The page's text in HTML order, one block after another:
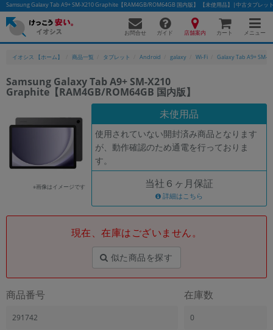
Samsung Galaxy Tab A9+ SM-X210 Graphite【RAM4GB/ROM64GB 国内版】 【未使用品】|中古タブレッ
お問合せ ガイド 店舗案内 カート メニュー
イオシス 【ホーム】 商品一覧 タブレット Android galaxy Wi-Fi Galaxy Tab A9+ SM-
Samsung Galaxy Tab A9+ SM-X210
Graphite【RAM4GB/ROM64GB 国内版】
※画像はイメージです
未使用品
使用されていない開封済み商品となります
が、動作確認のため通電を行っておりま
す。
当社６ヶ月保証
詳細はこちら
現在、在庫はございません。
似た商品を探す
商品番号
291742
在庫数
0
かんたんパソコン検索に切り替える
除外ワード
人気の検索ワード： Let's note
「スマートフォン」「タブレット」など
メーカー
「Apple」「SONY」「SHARP」など